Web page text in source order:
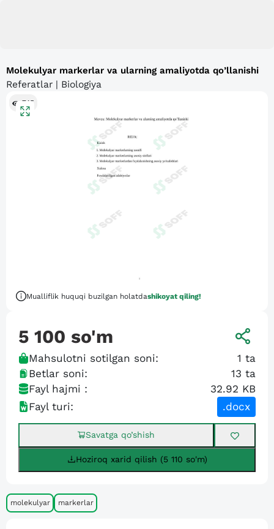
Molekulyar markerlar va ularning amaliyotda qo’llanishi
Referatlar | Biologiya
745
Mualliflik huquqi buzilgan holatdashikoyat qiling!
5 100 so'm
Mahsulotni sotilgan soni: 1 ta
Betlar soni:
13 ta
Fayl hajmi :
32.92 KB
Fayl turi:
.docx
Savatga qo’shish
Hoziroq xarid qilish (5 110 so'm)
molekulyar markerlar